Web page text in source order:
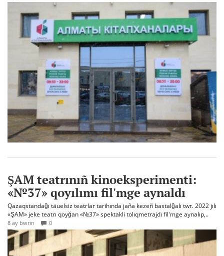
ŞAM teatrınıñ kinoeksperimenti:
«№37» qoyılımı fil'mge aynaldı
Qazaqstandağı täuelsiz teatrlar tarihında jaña kezeñ bastalğalı twr. 2022 jılı
«ŞAM» jeke teatrı qoyğan «№37» spektakli tolıqmetrajdı fil'mge aynalıp,..
8 ay bwrın 0